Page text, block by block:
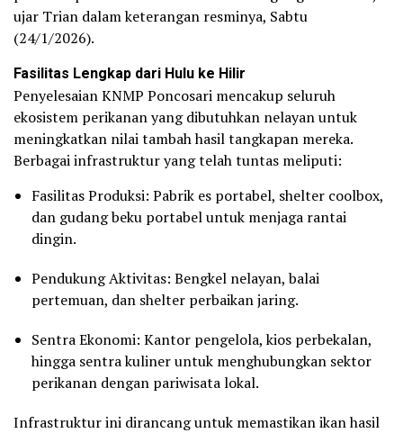
ujar Trian dalam keterangan resminya, Sabtu
(24/1/2026).
Fasilitas Lengkap dari Hulu ke Hilir
Penyelesaian KNMP Poncosari mencakup seluruh
ekosistem perikanan yang dibutuhkan nelayan untuk
meningkatkan nilai tambah hasil tangkapan mereka.
Berbagai infrastruktur yang telah tuntas meliputi:
Fasilitas Produksi: Pabrik es portabel, shelter coolbox,
dan gudang beku portabel untuk menjaga rantai
dingin.
Pendukung Aktivitas: Bengkel nelayan, balai
pertemuan, dan shelter perbaikan jaring.
Sentra Ekonomi: Kantor pengelola, kios perbekalan,
hingga sentra kuliner untuk menghubungkan sektor
perikanan dengan pariwisata lokal.
Infrastruktur ini dirancang untuk memastikan ikan hasil